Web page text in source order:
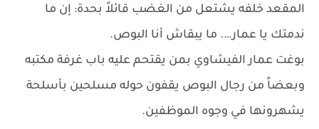
المقعد خلفه يشتعل من الغضب قائلاً بحدة: إن ما
ندمتك يا عمار…. ما يبقاش أنا البوص.
بوغت عمار الفيشاوي بمن يقتحم عليه باب غرفة مكتبه
وبعضاً من رجال البوص يقفون حوله مسلحين بأسلحة
يشهرونها في وجوه الموظفين.